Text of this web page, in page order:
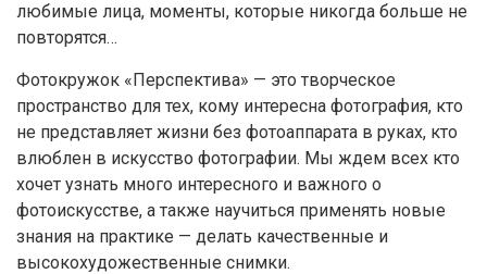
любимые лица, моменты, которые никогда больше не
повторятся…
Фотокружок «Перспектива» — это творческое
пространство для тех, кому интересна фотография, кто
не представляет жизни без фотоаппарата в руках, кто
влюблен в искусство фотографии. Мы ждем всех кто
хочет узнать много интересного и важного о
фотоискусстве, а также научиться применять новые
знания на практике — делать качественные и
высокохудожественные снимки.